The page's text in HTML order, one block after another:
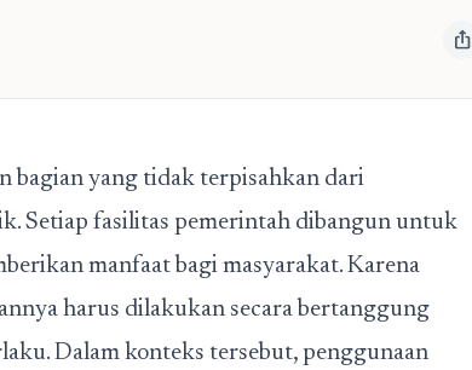
ios_share
bagian yang tidak terpisahkan dari
Setiap fasilitas pemerintah dibangun untuk
manfaat bagi masyarakat. Karena
harus dilakukan secara bertanggung
Dalam konteks tersebut, penggunaan